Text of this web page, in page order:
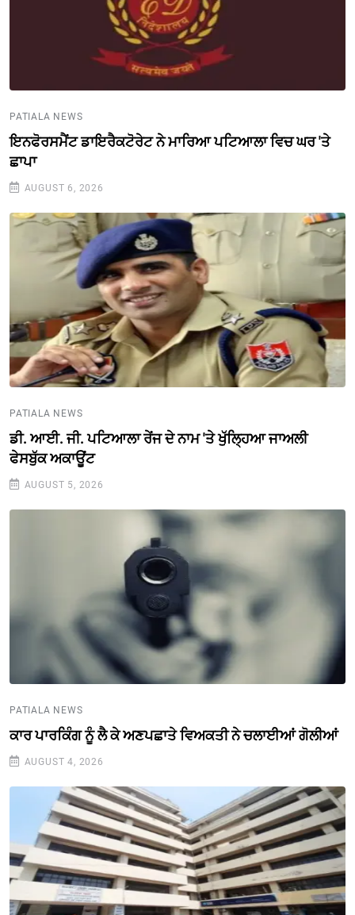
PATIALA NEWS
ਇਨਫੋਰਸਮੈਂਟ ਡਾਇਰੈਕਟੋਰੇਟ ਨੇ ਮਾਰਿਆ ਪਟਿਆਲਾ ਵਿਚ ਘਰ 'ਤੇ
ਛਾਪਾ
AUGUST 6, 2026
PATIALA NEWS
ਡੀ. ਆਈ. ਜੀ. ਪਟਿਆਲਾ ਰੇਂਜ ਦੇ ਨਾਮ 'ਤੇ ਖੁੱਲ੍ਹਿਆ ਜਾਅਲੀ
ਫੇਸਬੁੱਕ ਅਕਾਊਂਟ
AUGUST 5, 2026
PATIALA NEWS
ਕਾਰ ਪਾਰਕਿੰਗ ਨੂੰ ਲੈ ਕੇ ਅਣਪਛਾਤੇ ਵਿਅਕਤੀ ਨੇ ਚਲਾਈਆਂ ਗੋਲੀਆਂ
AUGUST 4, 2026